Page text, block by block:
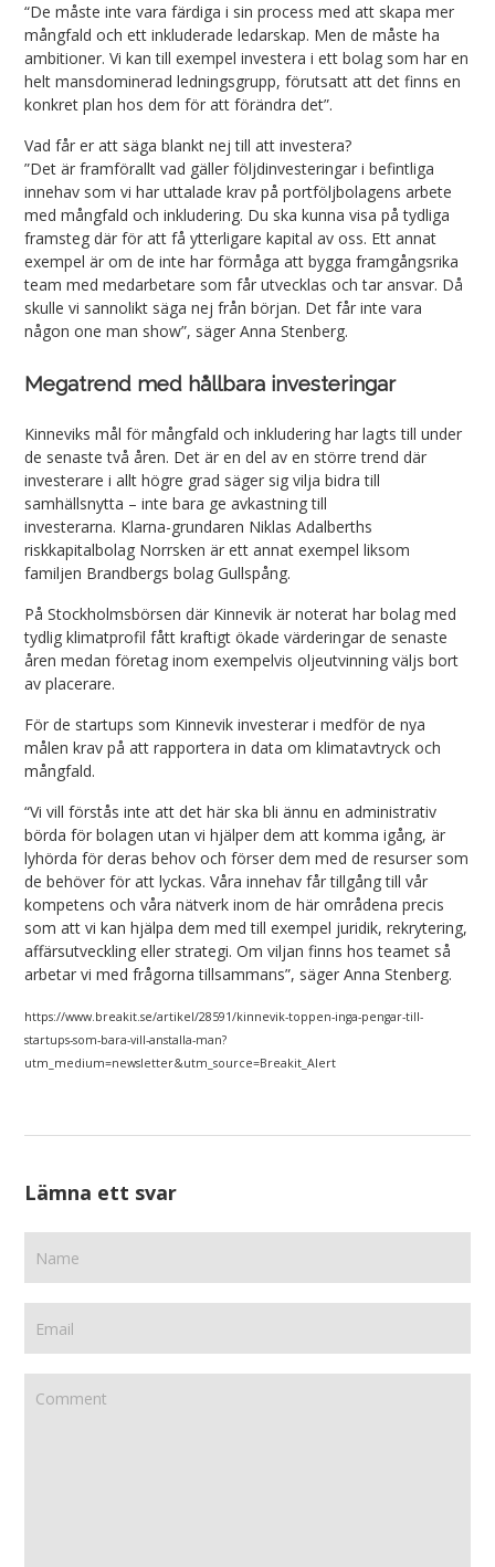
“De måste inte vara färdiga i sin process med att skapa mer
mångfald och ett inkluderade ledarskap. Men de måste ha
ambitioner. Vi kan till exempel investera i ett bolag som har en
helt mansdominerad ledningsgrupp, förutsatt att det finns en
konkret plan hos dem för att förändra det”.
Vad får er att säga blankt nej till att investera?
”Det är framförallt vad gäller följdinvesteringar i befintliga
innehav som vi har uttalade krav på portföljbolagens arbete
med mångfald och inkludering. Du ska kunna visa på tydliga
framsteg där för att få ytterligare kapital av oss. Ett annat
exempel är om de inte har förmåga att bygga framgångsrika
team med medarbetare som får utvecklas och tar ansvar. Då
skulle vi sannolikt säga nej från början. Det får inte vara
någon one man show”, säger Anna Stenberg.
Megatrend med hållbara investeringar
Kinneviks mål för mångfald och inkludering har lagts till under
de senaste två åren. Det är en del av en större trend där
investerare i allt högre grad säger sig vilja bidra till
samhällsnytta – inte bara ge avkastning till
investerarna. Klarna-grundaren Niklas Adalberths
riskkapitalbolag Norrsken är ett annat exempel liksom
familjen Brandbergs bolag Gullspång.
På Stockholmsbörsen där Kinnevik är noterat har bolag med
tydlig klimatprofil fått kraftigt ökade värderingar de senaste
åren medan företag inom exempelvis oljeutvinning väljs bort
av placerare.
För de startups som Kinnevik investerar i medför de nya
målen krav på att rapportera in data om klimatavtryck och
mångfald.
“Vi vill förstås inte att det här ska bli ännu en administrativ
börda för bolagen utan vi hjälper dem att komma igång, är
lyhörda för deras behov och förser dem med de resurser som
de behöver för att lyckas. Våra innehav får tillgång till vår
kompetens och våra nätverk inom de här områdena precis
som att vi kan hjälpa dem med till exempel juridik, rekrytering,
affärsutveckling eller strategi. Om viljan finns hos teamet så
arbetar vi med frågorna tillsammans”, säger Anna Stenberg.
https://www.breakit.se/artikel/28591/kinnevik-toppen-inga-pengar-till-
startups-som-bara-vill-anstalla-man?
utm_medium=newsletter&utm_source=Breakit_Alert
Lämna ett svar